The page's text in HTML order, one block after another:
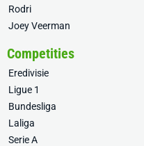
Rodri
Joey Veerman
Competities
Eredivisie
Ligue 1
Bundesliga
Laliga
Serie A